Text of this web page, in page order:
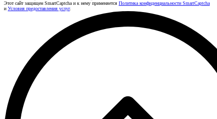
Этот сайт защищен SmartCaptcha и к нему применяется Политика конфиденциальности SmartCaptcha
и Условия предоставления услуг.